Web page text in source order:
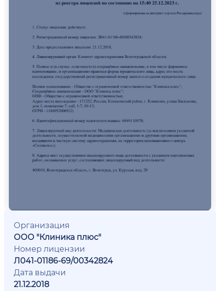
Организация
ООО "Клиника плюс"
Номер лицензии
Л041-01186-69/00342824
Дата выдачи
21.12.2018